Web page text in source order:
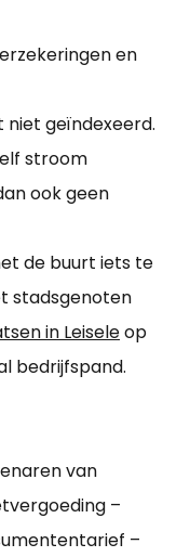
en
geïndexeerd.
stroom
ook geen
de buurt iets te
stadsgenoten
in Leiseleop
bedrijfspand.
van
–
–